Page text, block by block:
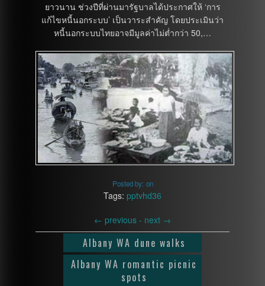
ยาวนาน ช่วงปีที่ผ่านมารัฐบาลได้ประกาศให้ ‘การ
แก้ไขหนี้นอกระบบ’ เป็นวาระสําคัญ โดยประเมินว่า
หนี้นอกระบบไทยอาจมีมูลค่าไม่ต่ำกว่า 50,…
Posted by: on
Tags: pptvhd36
← previous - next →
Albany WA dune walks
Albany WA romantic picnic
spots